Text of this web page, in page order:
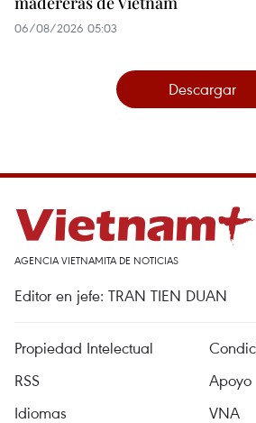
06/08/2026 05:03
Descargar
AGENCIA VIETNAMITA DE NOTICIAS
Editor en jefe: TRAN TIEN DUAN
Propiedad Intelectual
RSS
Apoyo
Idiomas
VNA